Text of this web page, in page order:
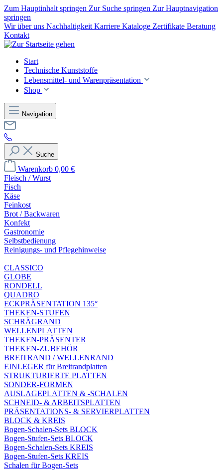
Zum Hauptinhalt springen Zur Suche springen Zur Hauptnavigation
springen
Wir über uns Nachhaltigkeit Karriere Kataloge Zertifikate Beratung
Kontakt
Start
Technische Kunststoffe
Lebensmittel- und Warenpräsentation
Shop
Navigation
Suche
Warenkorb 0,00 €
Fleisch / Wurst
Fisch
Käse
Feinkost
Brot / Backwaren
Konfekt
Gastronomie
Selbstbedienung
Reinigungs- und Pflegehinweise
CLASSICO
GLOBE
RONDELL
QUADRO
ECKPRÄSENTATION 135°
THEKEN-STUFEN
SCHRÄGRAND
WELLENPLATTEN
THEKEN-PRÄSENTER
THEKEN-ZUBEHÖR
BREITRAND / WELLENRAND
EINLEGER für Breitrandplatten
STRUKTURIERTE PLATTEN
SONDER-FORMEN
AUSLAGEPLATTEN & -SCHALEN
SCHNEID- & ARBEITSPLATTEN
PRÄSENTATIONS- & SERVIERPLATTEN
BLOCK & KREIS
Bogen-Schalen-Sets BLOCK
Bogen-Stufen-Sets BLOCK
Bogen-Schalen-Sets KREIS
Bogen-Stufen-Sets KREIS
Schalen für Bogen-Sets